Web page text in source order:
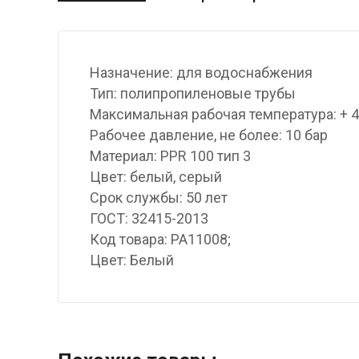
Назначение: для водоснабжения
Тип: полипропиленовые трубы
Максимальная рабочая температура: +
Рабочее давление, не более: 10 бар
Материал: PPR 100 тип 3
Цвет: белый, серый
Срок службы: 50 лет
ГОСТ: 32415-2013
Код товара: PA11008;
Цвет: Белый